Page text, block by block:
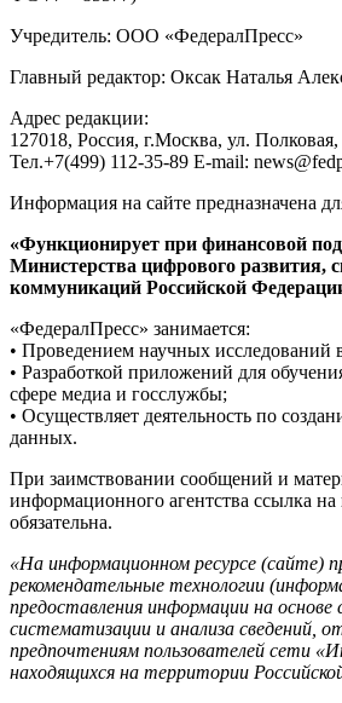
Учредитель: ООО «ФедералПресс»
Главный редактор: Оксак Наталья
Адрес редакции:
127018, Россия, г.Москва, ул.
Тел.+7(499) 112-35-89 E-mail:
Информация на сайте предназначена
«Функционирует при финансовой
Министерства цифрового развития,
коммуникаций Российской
«ФедералПресс» занимается:
• Проведением научных исследований
• Разработкой приложений для
сфере медиа и госслужбы;
• Осуществляет деятельность по
данных.
При заимствовании сообщений и
информационного агентства ссылка
обязательна.
«На информационном ресурсе (сайте)
рекомендательные технологии
предоставления информации на основе
систематизации и анализа сведений,
предпочтениям пользователей сети
находящихся на территории